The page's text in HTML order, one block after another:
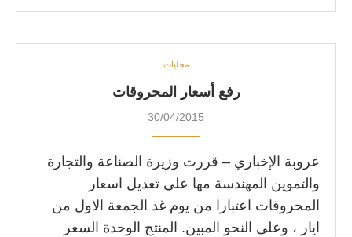
محليات
رفع أسعار المحروقات
30/04/2015
عروبة الإخباري – قررت وزيرة الصناعة والتجارة
والتموين المهندسة مها علي تعديل اسعار
المحروقات اعتبارا من يوم غد الجمعة الاول من
ايار ، وعلى النحو المبين. المنتج الوحدة السعر